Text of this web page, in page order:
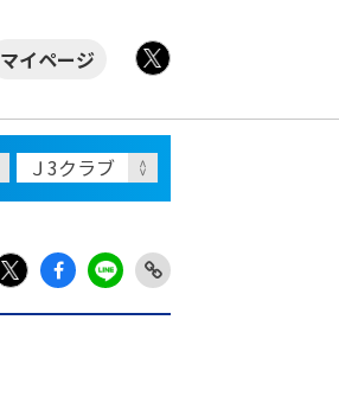
マイページ
X
Fac LIN Link